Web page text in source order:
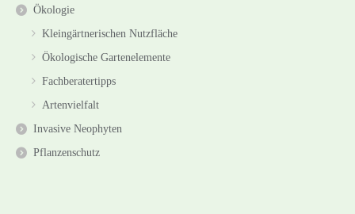
Ökologie
Kleingärtnerischen Nutzfläche
Ökologische Gartenelemente
Fachberatertipps
Artenvielfalt
Invasive Neophyten
Pflanzenschutz